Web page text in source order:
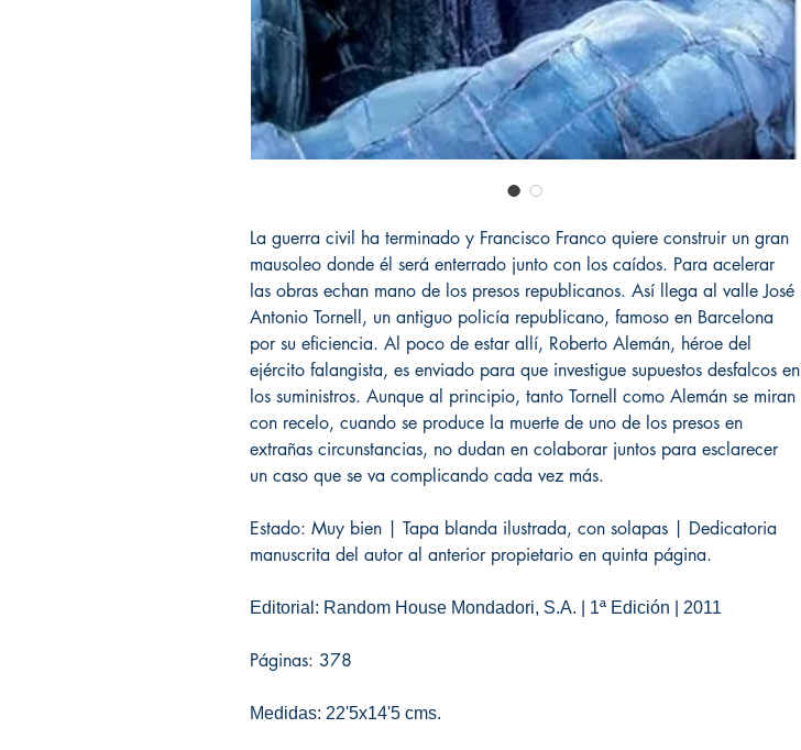
La guerra civil ha terminado y Francisco Franco quiere construir un gran
mausoleo donde él será enterrado junto con los caídos. Para acelerar
las obras echan mano de los presos republicanos. Así llega al valle José
Antonio Tornell, un antiguo policía republicano, famoso en Barcelona
por su eficiencia. Al poco de estar allí, Roberto Alemán, héroe del
ejército falangista, es enviado para que investigue supuestos desfalcos en
los suministros. Aunque al principio, tanto Tornell como Alemán se miran
con recelo, cuando se produce la muerte de uno de los presos en
extrañas circunstancias, no dudan en colaborar juntos para esclarecer
un caso que se va complicando cada vez más.
Estado: Muy bien | Tapa blanda ilustrada, con solapas | Dedicatoria
manuscrita del autor al anterior propietario en quinta página.
Editorial: Random House Mondadori, S.A. | 1ª Edición | 2011
Páginas: 378
Medidas: 22'5x14'5 cms.